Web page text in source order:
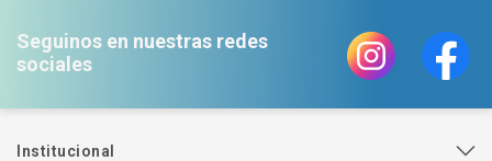
Seguinos en nuestras redes
sociales
Institucional